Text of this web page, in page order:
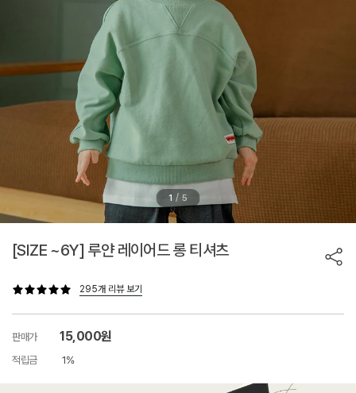
1 / 5
[SIZE ~6Y] 루얀 레이어드 롱 티셔츠
295개 리뷰 보기
판매가 15,000원
적립금 1%